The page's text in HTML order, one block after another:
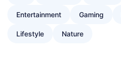
Entertainment Gaming
Lifestyle Nature